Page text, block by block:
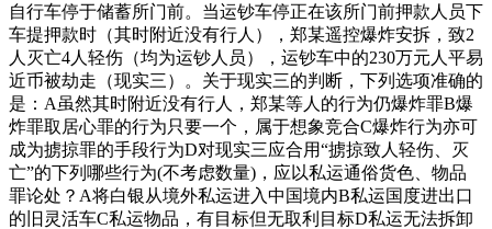
自行车停于储蓄所门前。当运钞车停正在该所门前押款人员下
车提押款时（其时附近没有行人），郑某遥控爆炸安拆，致2
人灭亡4人轻伤（均为运钞人员），运钞车中的230万元人平易
近币被劫走（现实三）。关于现实三的判断，下列选项准确的
是：A虽然其时附近没有行人，郑某等人的行为仍爆炸罪B爆
炸罪取居心罪的行为只要一个，属于想象竞合C爆炸行为亦可
成为掳掠罪的手段行为D对现实三应合用“掳掠致人轻伤、灭
亡”的下列哪些行为(不考虑数量)，应以私运通俗货色、物品
罪论处？A将白银从境外私运进入中国境内B私运国度进出口
的旧灵活车C私运物品，有目标但无取利目标D私运无法拆卸